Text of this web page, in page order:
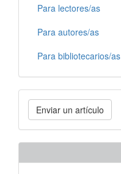
Para lectores/as
Para autores/as
Para bibliotecarios/as
Enviar
un
artículo
Enviar un artículo